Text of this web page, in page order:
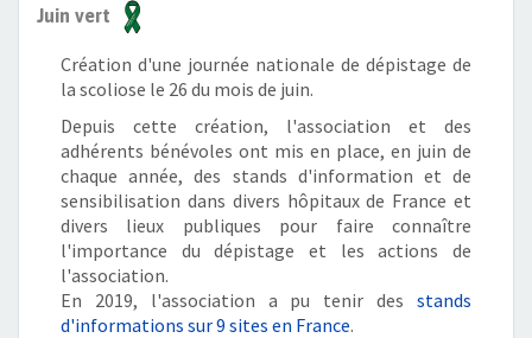
Juin vert
Création d'une journée nationale de dépistage de
la scoliose le 26 du mois de juin.
Depuis cette création, l'association et des
adhérents bénévoles ont mis en place, en juin de
chaque année, des stands d'information et de
sensibilisation dans divers hôpitaux de France et
divers lieux publiques pour faire connaître
l'importance du dépistage et les actions de
l'association.
En 2019, l'association a pu tenir des stands
d'informations sur 9 sites en France.